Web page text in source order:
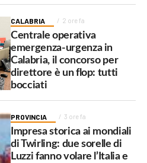
CALABRIA 2 ore fa
Centrale operativa
emergenza-urgenza in
Calabria, il concorso per
direttore è un flop: tutti
bocciati
PROVINCIA 3 ore fa
Impresa storica ai mondiali
di Twirling: due sorelle di
Luzzi fanno volare l’Italia e